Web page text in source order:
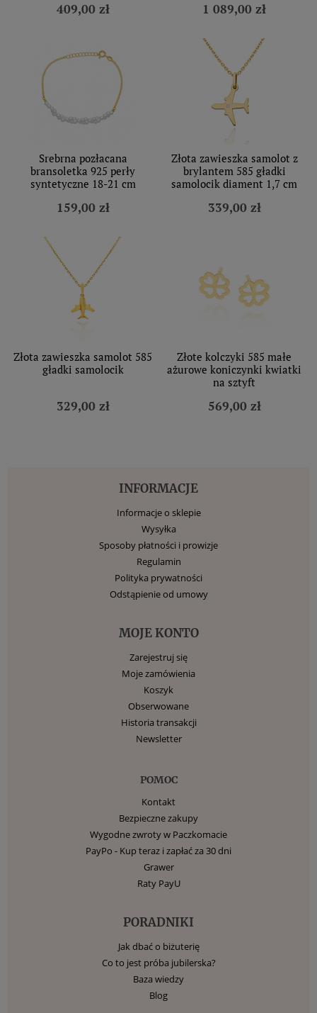
409,00 zł 1 089,00 zł
Srebrna pozłacana
bransoletka 925 perły
syntetyczne 18-21 cm
159,00 zł
Złota zawieszka samolot z
brylantem 585 gładki
samolocik diament 1,7 cm
339,00 zł
Złota zawieszka samolot 585
gładki samolocik
329,00 zł
Złote kolczyki 585 małe
ażurowe koniczynki kwiatki
na sztyft
569,00 zł
INFORMACJE
Informacje o sklepie
Wysyłka
Sposoby płatności i prowizje
Regulamin
Polityka prywatności
Odstąpienie od umowy
MOJE KONTO
Zarejestruj się
Moje zamówienia
Koszyk
Obserwowane
Historia transakcji
Newsletter
POMOC
Kontakt
Bezpieczne zakupy
Wygodne zwroty w Paczkomacie
PayPo - Kup teraz i zapłać za 30 dni
Grawer
Raty PayU
PORADNIKI
Jak dbać o biżuterię
Co to jest próba jubilerska?
Baza wiedzy
Blog